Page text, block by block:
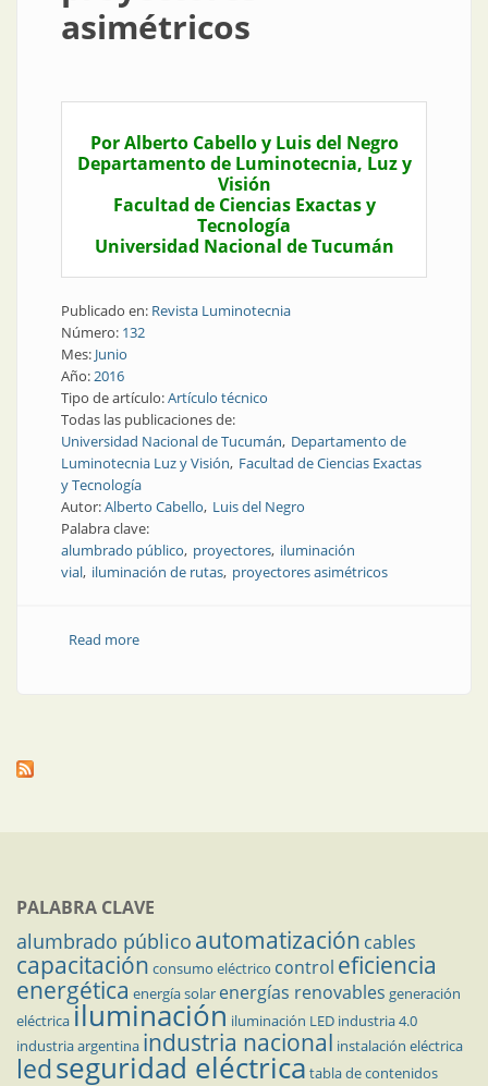
asimétricos
Por Alberto Cabello y Luis del Negro
Departamento de Luminotecnia, Luz y
Visión
Facultad de Ciencias Exactas y
Tecnología
Universidad Nacional de Tucumán
Publicado en: Revista Luminotecnia
Número: 132
Mes: Junio
Año:2016
Tipo de artículo:Artículo técnico
Todas las publicaciones de:
Universidad Nacional de Tucumán Departamento de
Luminotecnia Luz y Visión Facultad de Ciencias Exactas
y Tecnología
Autor:Alberto Cabello Luis del Negro
Palabra clave:
alumbrado público proyectores iluminación
vial iluminación de rutas proyectores asimétricos
Read moreabout Nota técnica | Alumbrado público alternativo
PALABRA CLAVE
alumbrado público automatización cables
capacitación consumo eléctrico control eficiencia
energética energía solar energías renovables generación
eléctricailuminación iluminación LED industria 4.0
industria argentina industria nacional instalación eléctrica
ledseguridad eléctrica tabla de contenidos